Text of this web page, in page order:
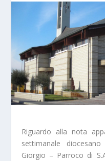
Riguardo alla nota
settimanale diocesano
Giorgio – Parroco di